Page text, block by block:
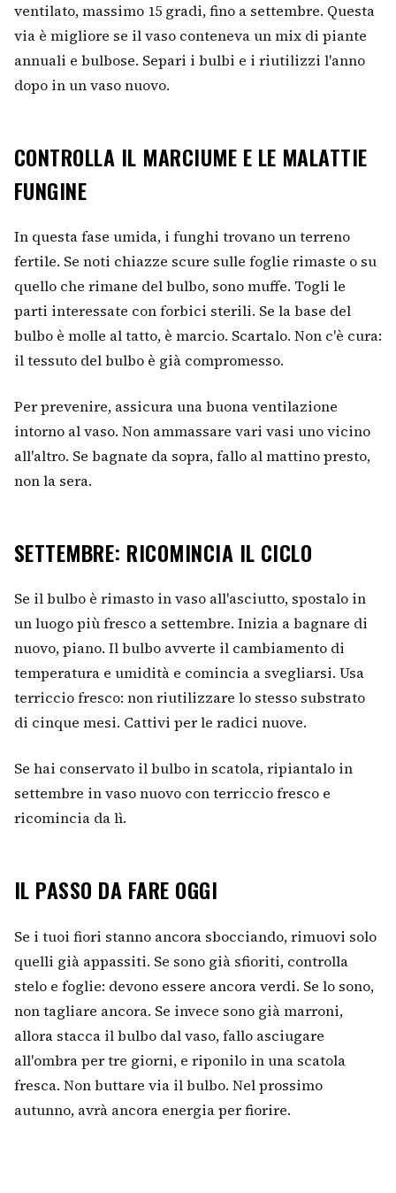
ventilato, massimo 15 gradi, fino a settembre. Questa
via è migliore se il vaso conteneva un mix di piante
annuali e bulbose. Separi i bulbi e i riutilizzi l'anno
dopo in un vaso nuovo.
CONTROLLA IL MARCIUME E LE MALATTIE
FUNGINE
In questa fase umida, i funghi trovano un terreno
fertile. Se noti chiazze scure sulle foglie rimaste o su
quello che rimane del bulbo, sono muffe. Togli le
parti interessate con forbici sterili. Se la base del
bulbo è molle al tatto, è marcio. Scartalo. Non c'è cura:
il tessuto del bulbo è già compromesso.
Per prevenire, assicura una buona ventilazione
intorno al vaso. Non ammassare vari vasi uno vicino
all'altro. Se bagnate da sopra, fallo al mattino presto,
non la sera.
SETTEMBRE: RICOMINCIA IL CICLO
Se il bulbo è rimasto in vaso all'asciutto, spostalo in
un luogo più fresco a settembre. Inizia a bagnare di
nuovo, piano. Il bulbo avverte il cambiamento di
temperatura e umidità e comincia a svegliarsi. Usa
terriccio fresco: non riutilizzare lo stesso substrato
di cinque mesi. Cattivi per le radici nuove.
Se hai conservato il bulbo in scatola, ripiantalo in
settembre in vaso nuovo con terriccio fresco e
ricomincia da lì.
IL PASSO DA FARE OGGI
Se i tuoi fiori stanno ancora sbocciando, rimuovi solo
quelli già appassiti. Se sono già sfioriti, controlla
stelo e foglie: devono essere ancora verdi. Se lo sono,
non tagliare ancora. Se invece sono già marroni,
allora stacca il bulbo dal vaso, fallo asciugare
all'ombra per tre giorni, e riponilo in una scatola
fresca. Non buttare via il bulbo. Nel prossimo
autunno, avrà ancora energia per fiorire.